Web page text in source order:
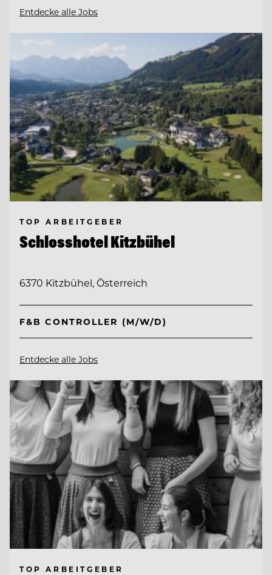
Entdecke alle Jobs
TOP ARBEITGEBER
Schlosshotel Kitzbühel
6370 Kitzbühel, Österreich
F&B CONTROLLER (M/W/D)
Entdecke alle Jobs
TOP ARBEITGEBER